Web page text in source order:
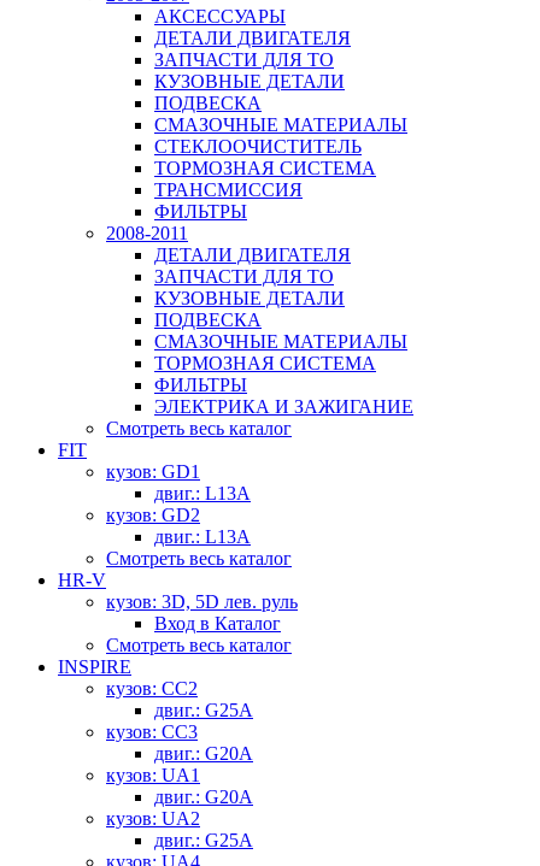
АКСЕССУАРЫ
ДЕТАЛИ ДВИГАТЕЛЯ
ЗАПЧАСТИ ДЛЯ ТО
КУЗОВНЫЕ ДЕТАЛИ
ПОДВЕСКА
СМАЗОЧНЫЕ МАТЕРИАЛЫ
СТЕКЛООЧИСТИТЕЛЬ
ТОРМОЗНАЯ СИСТЕМА
ТРАНСМИССИЯ
ФИЛЬТРЫ
2008-2011
ДЕТАЛИ ДВИГАТЕЛЯ
ЗАПЧАСТИ ДЛЯ ТО
КУЗОВНЫЕ ДЕТАЛИ
ПОДВЕСКА
СМАЗОЧНЫЕ МАТЕРИАЛЫ
ТОРМОЗНАЯ СИСТЕМА
ФИЛЬТРЫ
ЭЛЕКТРИКА И ЗАЖИГАНИЕ
Смотреть весь каталог
FIT
кузов: GD1
двиг.: L13A
кузов: GD2
двиг.: L13A
Смотреть весь каталог
HR-V
кузов: 3D, 5D лев. руль
Вход в Каталог
Смотреть весь каталог
INSPIRE
кузов: CC2
двиг.: G25A
кузов: CC3
двиг.: G20A
кузов: UA1
двиг.: G20A
кузов: UA2
двиг.: G25A
кузов: UA4